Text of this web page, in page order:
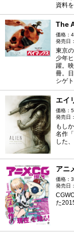
資料を
The
価格：
発売日
東京
少年
躍。
冊。
シゲ
エイ
価格：
発売日
もし
名作
した
アニ
価格：
発売日
た